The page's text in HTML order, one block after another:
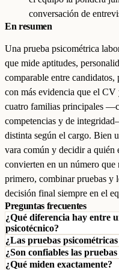
conversación de
En resumen
Una prueba psicométrica
que mide aptitudes,
comparable entre candidatos,
con más evidencia que el
cuatro familias principales
competencias y de
distinta según el cargo. Bien
vara común y decidir a quién
convierten en un número
primero, combinar pruebas y
decisión final siempre en el
Preguntas frecuentes
¿Qué diferencia hay entre
psicotécnico?
¿Las pruebas
¿Son confiables las
¿Qué miden exactamente?